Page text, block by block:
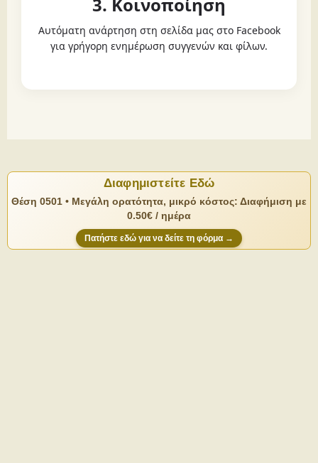
Αυτόματη ανάρτηση στη σελίδα μας στο Facebook
για γρήγορη ενημέρωση συγγενών και φίλων.
Διαφημιστείτε Εδώ
Θέση 0501 • Μεγάλη ορατότητα, μικρό κόστος: Διαφήμιση με
0.50€ / ημέρα
Πατήστε εδώ για να δείτε τη φόρμα →